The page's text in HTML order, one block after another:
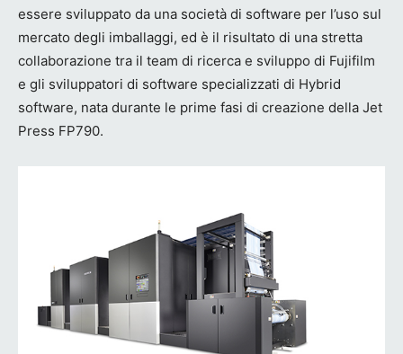
essere sviluppato da una società di software per l’uso sul
mercato degli imballaggi, ed è il risultato di una stretta
collaborazione tra il team di ricerca e sviluppo di Fujifilm
e gli sviluppatori di software specializzati di Hybrid
software, nata durante le prime fasi di creazione della Jet
Press FP790.